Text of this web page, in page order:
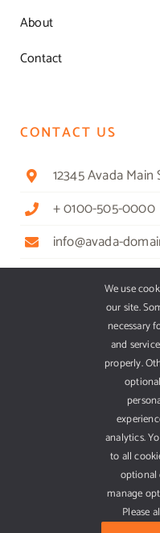
About
Contact
CONTACT US
12345 Avada
+ 0100-505-0000
info@avada-
GET OUR APP
Avadais
We use
our site.
necessary
and
properly.
analytics.
to all
optional
manage
Please